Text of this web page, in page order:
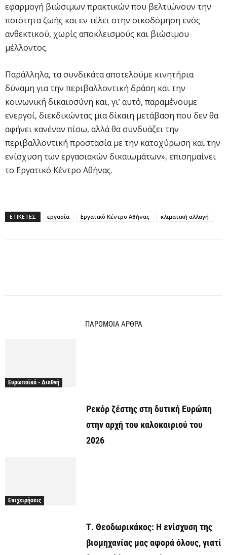
εφαρμογή βιώσιμων πρακτικών που βελτιώνουν την
ποιότητα ζωής και εν τέλει στην οικοδόμηση ενός
ανθεκτικού, χωρίς αποκλεισμούς και βιώσιμου
μέλλοντος.
Παράλληλα, τα συνδικάτα αποτελούμε κινητήρια
δύναμη για την περιβαλλοντική δράση και την
κοινωνική δικαιοσύνη και, γι’ αυτό, παραμένουμε
ενεργοί, διεκδικώντας μια δίκαιη μετάβαση που δεν θα
αφήνει κανέναν πίσω, αλλά θα συνδυάζει την
περιβαλλοντική προστασία με την κατοχύρωση και την
ενίσχυση των εργασιακών δικαιωμάτων», επισημαίνει
το Εργατικό Κέντρο Αθήνας.
ΕΤΙΚΕΤΕΣ εργασία Εργατικό Κέντρο Αθήνας κλιματική αλλαγή
ΠΑΡΟΜΟΙΑ ΑΡΘΡΑ
Ευρωπαϊκά - Διεθνή
Ρεκόρ ζέστης στη δυτική Ευρώπη
στην αρχή του καλοκαιριού του
2026
Επιχειρήσεις
Τ. Θεοδωρικάκος: Η ενίσχυση της
βιομηχανίας μας αφορά όλους, γιατί